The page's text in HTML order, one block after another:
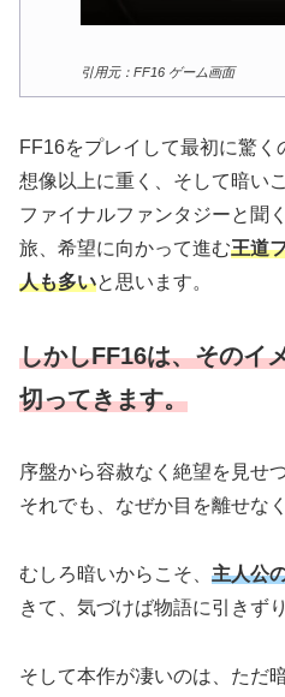
引用元：FF16 ゲーム画面
FF16をプレイして最初に驚
想像以上に重く、そして暗い
ファイナルファンタジーと聞
旅、希望に向かって進む王道
人も多いと思います。
しかしFF16は、そのイ
切ってきます。
序盤から容赦なく絶望を見せ
それでも、なぜか目を離せなく
むしろ暗いからこそ、 主人公
きて、気づけば物語に引きず
そして本作が凄いのは、ただ